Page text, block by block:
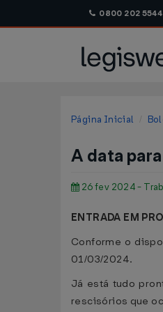
0800 202 5544
Página Inicial
A data
26 fev 2024 -
ENTRADA EM
Conforme o
01/03/2024.
Já está tudo
rescisórios que